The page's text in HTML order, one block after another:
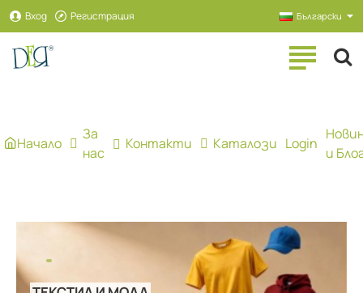
Рекламна
агенция
ДЕЯ
Вход Регистрация Български
Начало
За
нас
Контакти Каталози Login
и